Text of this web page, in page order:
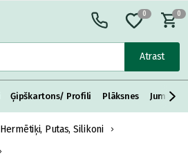
Atrast
0 0
Ģipškartons/ Profili Plāksnes Jumta
Hermētiķi, Putas, Silikoni